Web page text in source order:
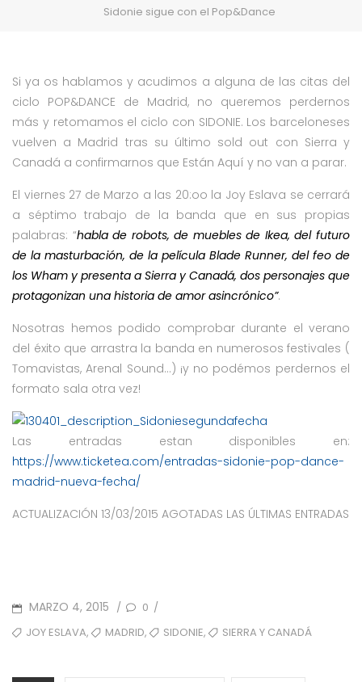
Sidonie sigue con el Pop&Dance
Si ya os hablamos y acudimos a alguna de las citas del
ciclo POP&DANCE de Madrid, no queremos perdernos
más y retomamos el ciclo con SIDONIE. Los barceloneses
vuelven a Madrid tras su último sold out con Sierra y
Canadá a confirmarnos que Están Aquí y no van a parar.
El viernes 27 de Marzo a las 20:oo la Joy Eslava se cerrará
a séptimo trabajo de la banda que en sus propias
palabras: “habla de robots, de muebles de Ikea, del futuro
de la masturbación, de la película Blade Runner, del feo de
los Wham y presenta a Sierra y Canadá, dos personajes que
protagonizan una historia de amor asincrónico”.
Nosotras hemos podido comprobar durante el verano
del éxito que arrastra la banda en numerosos festivales (
Tomavistas, Arenal Sound…) ¡y no podémos perdernos el
formato sala otra vez!
Las entradas estan disponibles en:
https://www.ticketea.com/entradas-sidonie-pop-dance-
madrid-nueva-fecha/
ACTUALIZACIÓN 13/03/2015 AGOTADAS LAS ÚLTIMAS ENTRADAS
POSTED
ON
MARZO 4, 2015 / 0 /
TAGSJOY ESLAVA, MADRID, SIDONIE, SIERRA Y CANADÁ